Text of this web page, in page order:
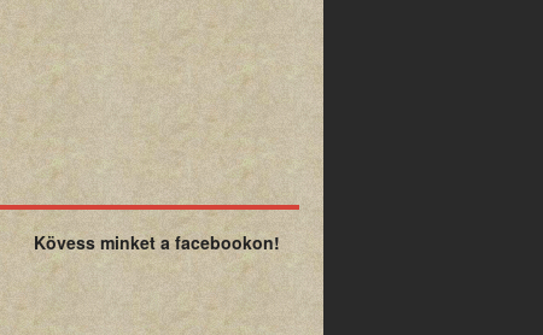
Kövess minket a facebookon!